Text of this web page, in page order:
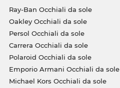
Ray-Ban Occhiali da sole
Oakley Occhiali da sole
Persol Occhiali da sole
Carrera Occhiali da sole
Polaroid Occhiali da sole
Emporio Armani Occhiali da sole
Michael Kors Occhiali da sole